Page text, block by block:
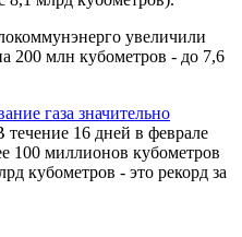
увеличили
200 млн кубометров - до 7,6
газа значительно
16 дней в феврале
100 миллионов кубометров
кубометров - это рекорд за